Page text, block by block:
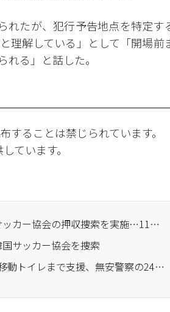
れたが、犯行予告地点を特定す
理解している」として「開場前
る」と話した。
ることは禁じられています。
ています。
· 警察、'洪明甫選任疑惑'に対する韓国サッカー協会の押収捜索を実施…11時間で終了
サッカー協会を捜索
· 停電時にも住民を守る警察…放送車・移動トイレまで支援、無安警察の24時間現場対応